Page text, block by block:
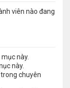
viên nào đang
này.
này.
chuyên